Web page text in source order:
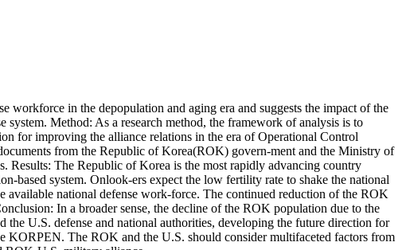
workforce in the depopulation and aging era and suggests the impact of the
Method: As a research method, the framework of analysis is to
for improving the alliance relations in the era of Operational Control
from the Republic of Korea(ROK) govern-ment and the Ministry of
Results: The Republic of Korea is the most rapidly advancing country
based system. Onlook-ers expect the low fertility rate to shake the national
available national defense work-force. The continued reduction of the ROK
In a broader sense, the decline of the ROK population due to the
U.S. defense and national authorities, developing the future direction for
KORPEN. The ROK and the U.S. should consider multifaceted factors from